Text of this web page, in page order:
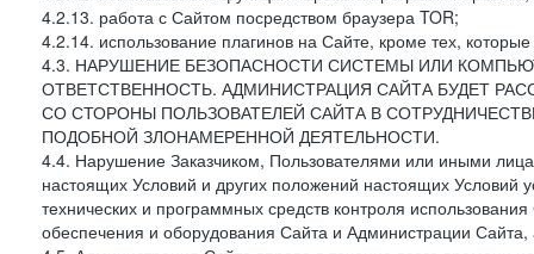
4.2.13. работа с Сайтом посредством браузера TOR;
4.2.14. использование плагинов на Сайте, кроме тех,
4.3. НАРУШЕНИЕ БЕЗОПАСНОСТИ СИСТЕМЫ ИЛИ
ОТВЕТСТВЕННОСТЬ. АДМИНИСТРАЦИЯ САЙТА БУДЕТ
СО СТОРОНЫ ПОЛЬЗОВАТЕЛЕЙ САЙТА В
ПОДОБНОЙ ЗЛОНАМЕРЕННОЙ ДЕЯТЕЛЬНОСТИ.
4.4. Нарушение Заказчиком, Пользователями или иными
настоящих Условий и других положений настоящих Условий
технических и программных средств контроля
обеспечения и оборудования Сайта и Администрации